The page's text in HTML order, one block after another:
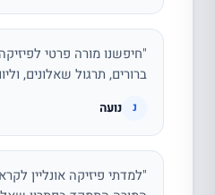
"חיפשנו מורה פרטי
ברורים, תרגול שאלונים,
נ נועה
"למדתי פיזיקה אונליין